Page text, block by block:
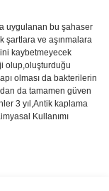
uygulanan bu şahaser
şartlara ve aşınmalara
kaybetmeyecek
olup,oluşturduğu
olması da bakterilerin
da tamamen güven
3 yıl,Antik kaplama
Kullanımı